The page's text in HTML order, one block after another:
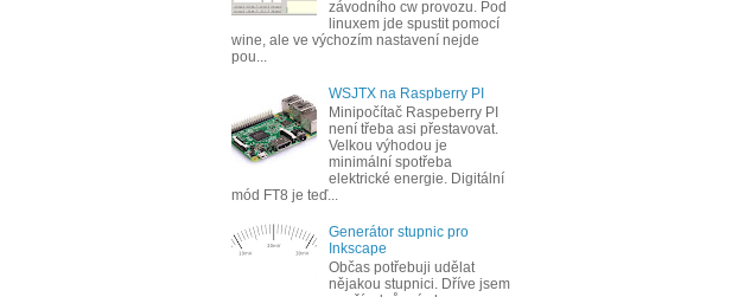
závodního cw provozu. Pod
linuxem jde spustit pomocí
wine, ale ve výchozím nastavení nejde
pou...
WSJTX na Raspberry PI
Minipočítač Raspeberry PI
není třeba asi přestavovat.
Velkou výhodou je
minimální spotřeba
elektrické energie. Digitální
mód FT8 je teď...
Generátor stupnic pro
Inkscape
Občas potřebuji udělat
nějakou stupnici. Dříve jsem